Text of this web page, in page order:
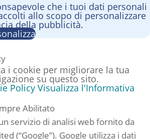
che i tuoi dati personali
allo scopo di personalizzare
della pubblicità.
i cookie per migliorare la tua
su questo sito.
Policy Visualizza l'Informativa
Abilitato
servizio di analisi web fornito da
(“Google”). Google utilizza i dati